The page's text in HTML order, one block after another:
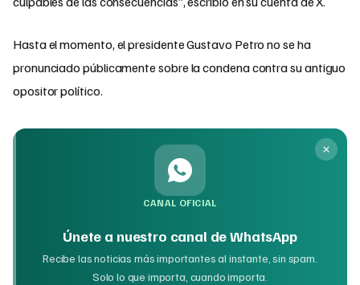
Hasta el momento, el presidente Gustavo Petro no se ha
pronunciado públicamente sobre la condena contra su antiguo
opositor político.
CANAL OFICIAL
Únete a nuestro canal de WhatsApp
Recibe las noticias más importantes al instante, sin spam.
Solo lo que importa, cuando importa.